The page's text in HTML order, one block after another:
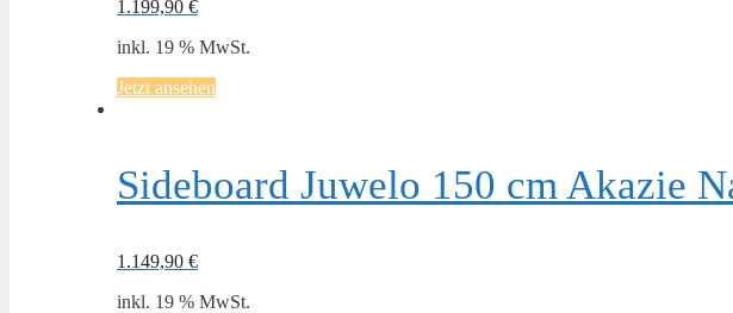
1.199,90 €
inkl. 19 % MwSt.
Jetzt ansehen
Sideboard Juwelo 150 cm Akazie
1.149,90 €
inkl. 19 % MwSt.